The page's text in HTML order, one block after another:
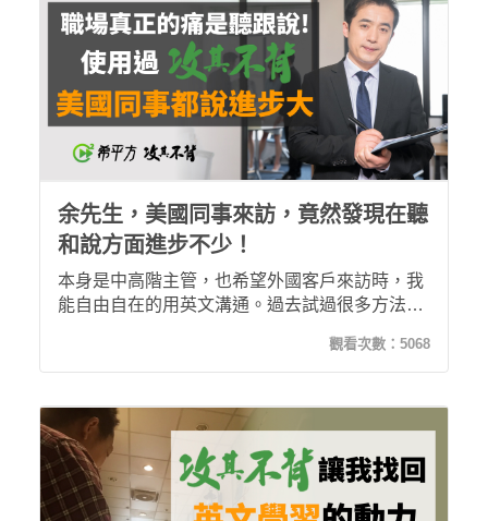
余先生，美國同事來訪，竟然發現在聽
和說方面進步不少！
本身是中高階主管，也希望外國客戶來訪時，我
能自由自在的用英文溝通。過去試過很多方法，
系統的指示去做，不用想太多確實去執行，在學
習25堂後，剛好美國同事來訪，竟然發現自己在
觀看次數： 5068